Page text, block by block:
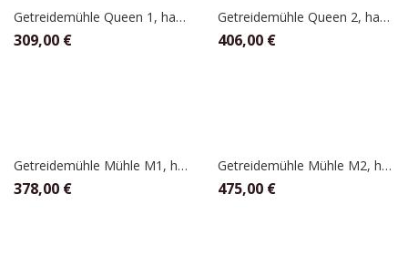
Getreidemühle Queen 1, hawos
309,00 €
Getreidemühle Queen 2, hawos
406,00 €
Getreidemühle Mühle M1, hawos
378,00 €
Getreidemühle Mühle M2, hawos
475,00 €